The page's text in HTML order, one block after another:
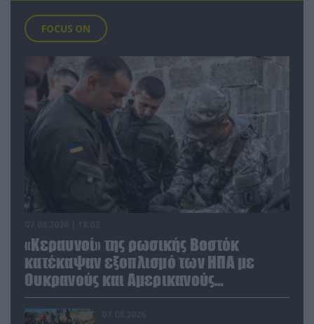
FOCUS ON
«Κεραυνοί» της ρωσικής Βοστόκ
κατέκαψαν εξοπλισμό των ΗΠΑ με
Ουκρανούς και Αμερικανούς
μισθοφόρους – Δείτε βίντεο